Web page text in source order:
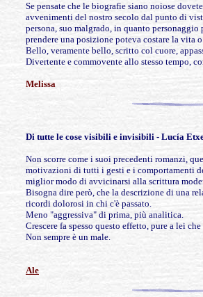
Se pensate che le biografie siano noiose
avvenimenti del nostro secolo dal punto di
persona, suo malgrado, in quanto
prendere una posizione poteva costare la vita
Bello, veramente bello, scritto col cuore,
Divertente e commovente allo stesso tempo,
Melissa
Di tutte le cose visibili e invisibili - Lucía
Non scorre come i suoi precedenti romanzi,
motivazioni di tutti i gesti e i comportamenti
miglior modo di avvicinarsi alla scrittura
Bisogna dire però, che la descrizione di una
ricordi dolorosi in chi c'è passato.
Meno "aggressiva" di prima, più analitica.
Crescere fa spesso questo effetto, pure a lei
Non sempre è un male.
Ale